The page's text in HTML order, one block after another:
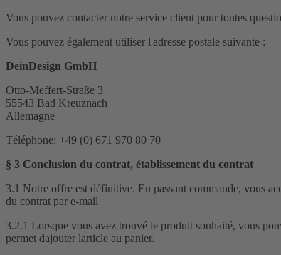
Vous pouvez contacter notre service client pour toutes
Vous pouvez également utiliser l'adresse postale suivante :
DeinDesign GmbH
Otto-Meffert-Straße 3
55543 Bad Kreuznach
Allemagne
Téléphone: +49 (0) 671 970 80 70
§ 3 Conclusion du contrat, établissement du contrat
3.1 Notre offre est définitive. En passant commande, vous
du contrat par e-mail
3.2.1 Lorsque vous avez trouvé le produit souhaité, vous
permet dajouter larticle au panier.